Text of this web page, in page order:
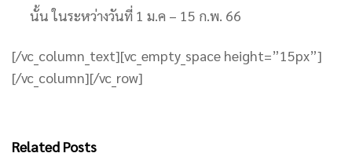
นั้น ในระหว่างวันที่ 1 ม.ค – 15 ก.พ. 66
[/vc_column_text][vc_empty_space height=”15px”]
[/vc_column][/vc_row]
Related Posts